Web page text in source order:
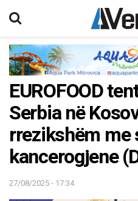
EUROFOOD
Serbia në
rrezikshëm me
kancerogjene
27/08/2025 - 17:34